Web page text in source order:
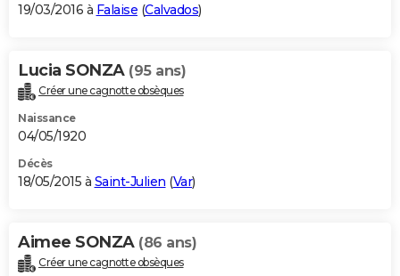
19/03/2016 à Falaise (Calvados)
Lucia SONZA (95 ans)
Créer une cagnotte obsèques
Naissance
04/05/1920
Décès
18/05/2015 à Saint-Julien (Var)
Aimee SONZA (86 ans)
Créer une cagnotte obsèques